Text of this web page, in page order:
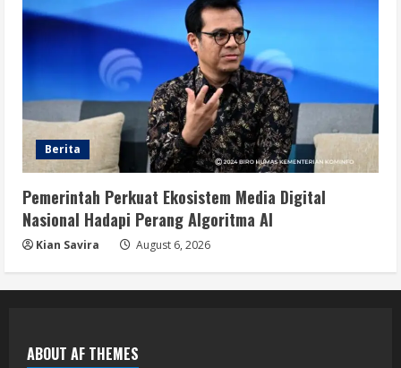
Berita
Pemerintah Perkuat Ekosistem Media Digital
Nasional Hadapi Perang Algoritma AI
Kian Savira August 6, 2026
ABOUT AF THEMES